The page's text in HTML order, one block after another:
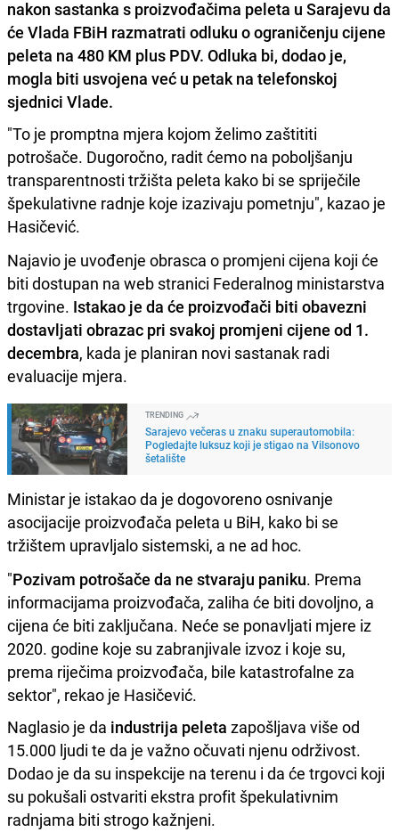
nakon sastanka s proizvođačima peleta u Sarajevu da
će Vlada FBiH razmatrati odluku o ograničenju cijene
peleta na 480 KM plus PDV. Odluka bi, dodao je,
mogla biti usvojena već u petak na telefonskoj
sjednici Vlade.
"To je promptna mjera kojom želimo zaštititi
potrošače. Dugoročno, radit ćemo na poboljšanju
transparentnosti tržišta peleta kako bi se spriječile
špekulativne radnje koje izazivaju pometnju", kazao je
Hasičević.
Najavio je uvođenje obrasca o promjeni cijena koji će
biti dostupan na web stranici Federalnog ministarstva
trgovine. Istakao je da će proizvođači biti obavezni
dostavljati obrazac pri svakoj promjeni cijene od 1.
decembra, kada je planiran novi sastanak radi
evaluacije mjera.
TRENDING
Sarajevo večeras u znaku superautomobila:
Pogledajte luksuz koji je stigao na Vilsonovo
šetalište
Ministar je istakao da je dogovoreno osnivanje
asocijacije proizvođača peleta u BiH, kako bi se
tržištem upravljalo sistemski, a ne ad hoc.
"Pozivam potrošače da ne stvaraju paniku. Prema
informacijama proizvođača, zaliha će biti dovoljno, a
cijena će biti zaključana. Neće se ponavljati mjere iz
2020. godine koje su zabranjivale izvoz i koje su,
prema riječima proizvođača, bile katastrofalne za
sektor", rekao je Hasičević.
Naglasio je da industrija peleta zapošljava više od
15.000 ljudi te da je važno očuvati njenu održivost.
Dodao je da su inspekcije na terenu i da će trgovci koji
su pokušali ostvariti ekstra profit špekulativnim
radnjama biti strogo kažnjeni.